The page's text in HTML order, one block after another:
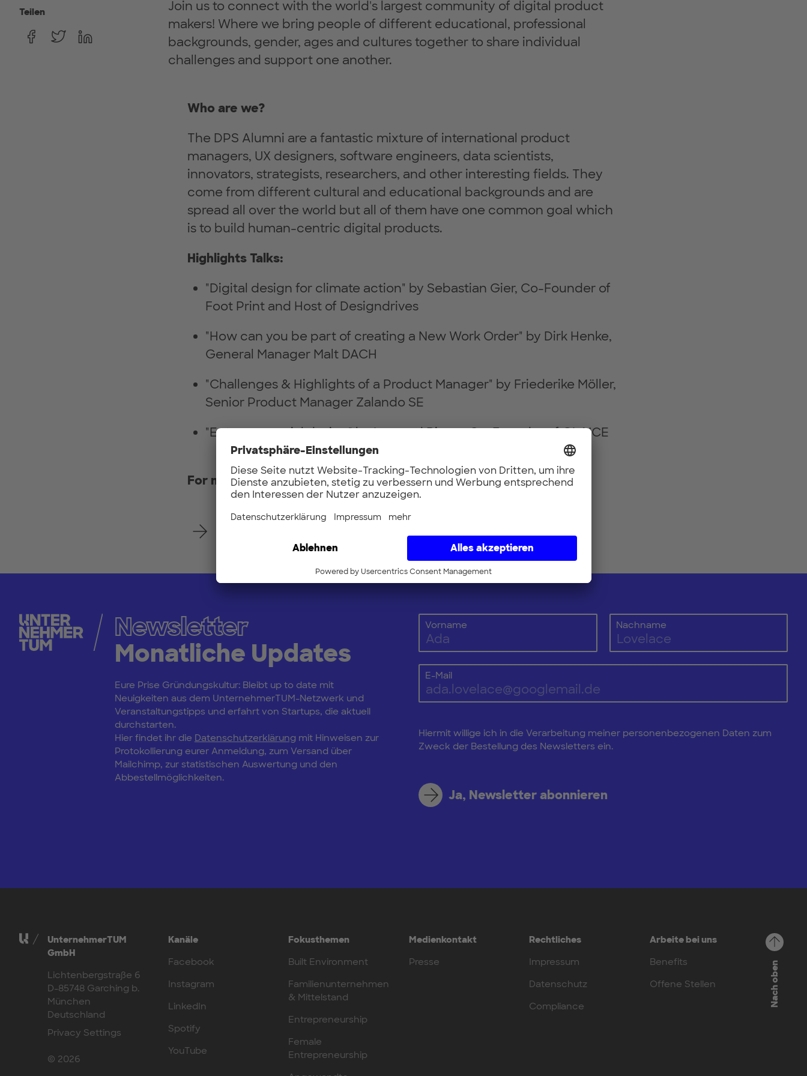
Teilen
Join us to connect with the world's largest community of digital product
makers! Where we bring people of different educational, professional
backgrounds, gender, ages and cultures together to share individual
challenges and support one another.
Who are we?
The DPS Alumni are a fantastic mixture of international product
managers, UX designers, software engineers, data scientists,
innovators, strategists, researchers, and other interesting fields. They
come from different cultural and educational backgrounds and are
spread all over the world but all of them have one common goal which
is to build human-centric digital products.
Highlights Talks:
"Digital design for climate action" by Sebastian Gier, Co-Founder of
Foot Print and Host of Designdrives
"How can you be part of creating a New Work Order" by Dirk Henke,
General Manager Malt DACH
"Challenges & Highlights of a Product Manager" by Friederike Möller,
Senior Product Manager Zalando SE
"Entrepreneurial design" by Leonard Rinser, Co-Founder of GLAICE
For more details visit us on our website:conference.dpsglobal.io
Newsletter
Monatliche Updates
Eure Prise Gründungskultur: Bleibt up to date mit
Neuigkeiten aus dem UnternehmerTUM-Netzwerk und
Veranstaltungstipps und erfahrt von Startups, die aktuell
durchstarten.
Hier findet ihr die Datenschutzerklärung mit Hinweisen zur
Protokollierung eurer Anmeldung, zum Versand über
Mailchimp, zur statistischen Auswertung und den
Abbestellmöglichkeiten.
Vorname Nachname
E-Mail
Hiermit willige ich in die Verarbeitung meiner personenbezogenen Daten zum
Zweck der Bestellung des Newsletters ein.
Ja, Newsletter abonnieren
UnternehmerTUM
GmbH
Lichtenbergstraße 6
D-85748 Garching b.
München
Deutschland
Privacy Settings
© 2026
Kanäle
Facebook
Instagram
LinkedIn
Spotify
YouTube
Fokusthemen
Built Environment
Familienunternehmen
& Mittelstand
Entrepreneurship
Female
Entrepreneurship
Medienkontakt
Presse
Rechtliches
Impressum
Datenschutz
Compliance
Arbeite bei uns
Benefits
Offene Stellen
Nach oben